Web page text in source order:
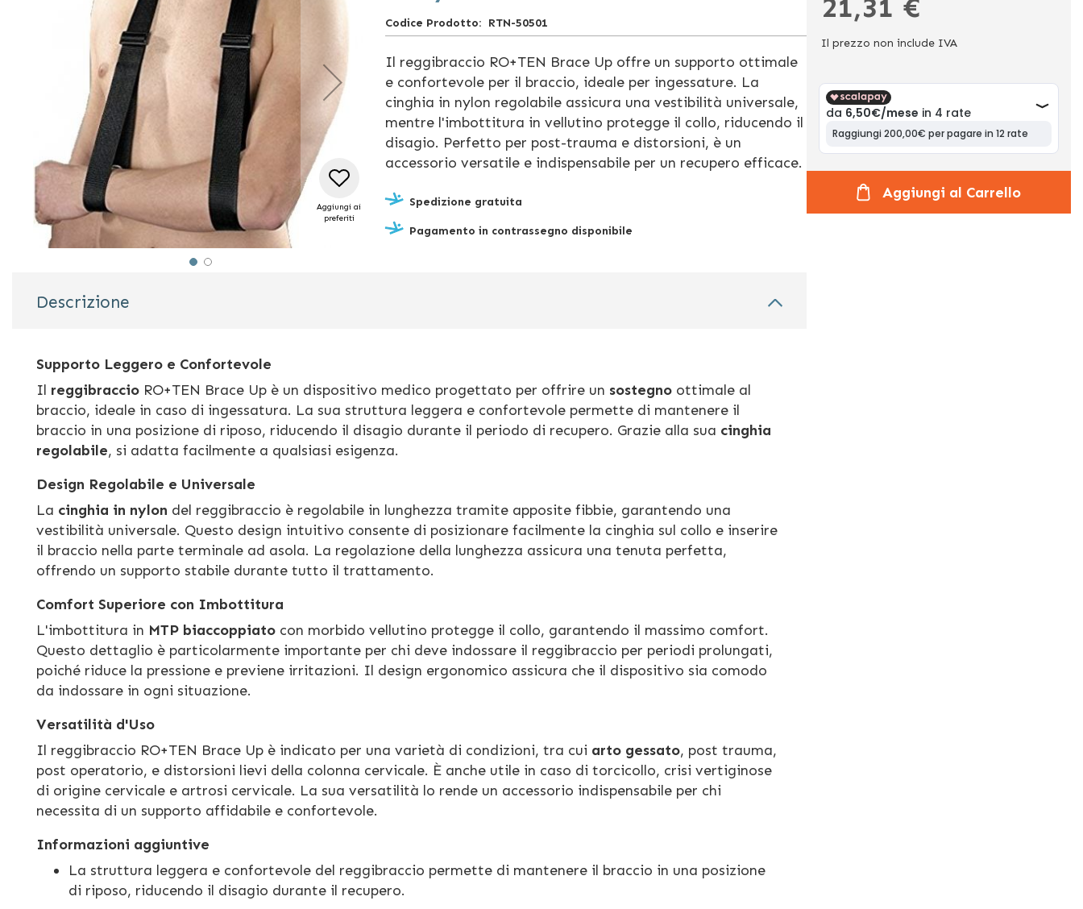
all'inizio
della
immagini
Aggiungi ai
preferiti
Codice Prodotto RTN-50501
Il reggibraccio RO+TEN Brace Up offre un supporto ottimale
e confortevole per il braccio, ideale per ingessature. La
cinghia in nylon regolabile assicura una vestibilità universale,
mentre l'imbottitura in vellutino protegge il collo, riducendo il
disagio. Perfetto per post-trauma e distorsioni, è un
accessorio versatile e indispensabile per un recupero efficace.
Spedizione gratuita
Pagamento in contrassegno disponibile
Il prezzo non include IVA
Aggiungi al Carrello
Descrizione
Supporto Leggero e Confortevole
Il reggibraccio RO+TEN Brace Up è un dispositivo medico progettato per offrire un sostegno ottimale al
braccio, ideale in caso di ingessatura. La sua struttura leggera e confortevole permette di mantenere il
braccio in una posizione di riposo, riducendo il disagio durante il periodo di recupero. Grazie alla sua cinghia
regolabile, si adatta facilmente a qualsiasi esigenza.
Design Regolabile e Universale
La cinghia in nylon del reggibraccio è regolabile in lunghezza tramite apposite fibbie, garantendo una
vestibilità universale. Questo design intuitivo consente di posizionare facilmente la cinghia sul collo e inserire
il braccio nella parte terminale ad asola. La regolazione della lunghezza assicura una tenuta perfetta,
offrendo un supporto stabile durante tutto il trattamento.
Comfort Superiore con Imbottitura
L'imbottitura in MTP biaccoppiato con morbido vellutino protegge il collo, garantendo il massimo comfort.
Questo dettaglio è particolarmente importante per chi deve indossare il reggibraccio per periodi prolungati,
poiché riduce la pressione e previene irritazioni. Il design ergonomico assicura che il dispositivo sia comodo
da indossare in ogni situazione.
Versatilità d'Uso
Il reggibraccio RO+TEN Brace Up è indicato per una varietà di condizioni, tra cui arto gessato, post trauma,
post operatorio, e distorsioni lievi della colonna cervicale. È anche utile in caso di torcicollo, crisi vertiginose
di origine cervicale e artrosi cervicale. La sua versatilità lo rende un accessorio indispensabile per chi
necessita di un supporto affidabile e confortevole.
Informazioni aggiuntive
La struttura leggera e confortevole del reggibraccio permette di mantenere il braccio in una posizione
di riposo, riducendo il disagio durante il recupero.